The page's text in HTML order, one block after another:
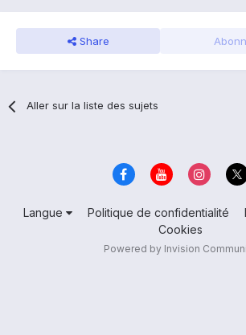
Share
Aller sur la liste des sujets
Langue Politique de confidentialité
Cookies
Powered by Invision